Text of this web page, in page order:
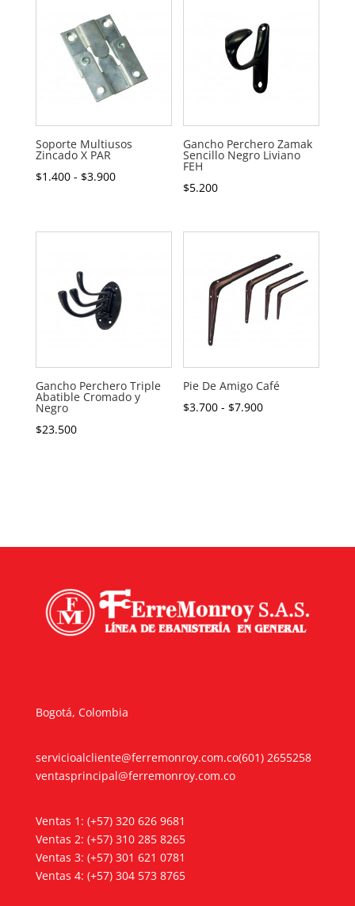
Soporte Multiusos
Zincado X PAR
$1.400 - $3.900Rango
hasta
$3.900
Gancho Perchero Zamak
Sencillo Negro Liviano
FEH
$5.200
Gancho Perchero Triple
Abatible Cromado y
Negro
$23.500
Pie De Amigo Café
$3.700 - $7.900Rango
Bogotá, Colombia
servicioalcliente@ferremonroy.com.co
ventasprincipal@ferremonroy.com.co
(601) 2655258
Ventas 1: (+57) 320 626 9681
Ventas 2: (+57) 310 285 8265
Ventas 3: (+57) 301 621 0781
Ventas 4: (+57) 304 573 8765